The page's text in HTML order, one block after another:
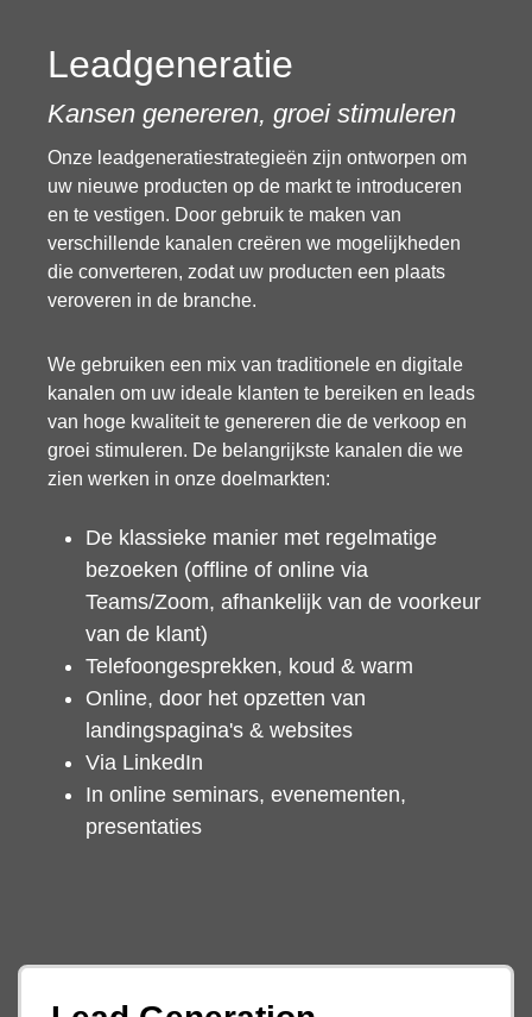
Leadgeneratie
Kansen genereren, groei stimuleren
Onze leadgeneratiestrategieën zijn ontworpen om
uw nieuwe producten op de markt te introduceren
en te vestigen. Door gebruik te maken van
verschillende kanalen creëren we mogelijkheden
die converteren, zodat uw producten een plaats
veroveren in de branche.
We gebruiken een mix van traditionele en digitale
kanalen om uw ideale klanten te bereiken en leads
van hoge kwaliteit te genereren die de verkoop en
groei stimuleren. De belangrijkste kanalen die we
zien werken in onze doelmarkten:
De klassieke manier met regelmatige
bezoeken (offline of online via
Teams/Zoom, afhankelijk van de voorkeur
van de klant)
Telefoongesprekken, koud & warm
Online, door het opzetten van
landingspagina's & websites
Via LinkedIn
In online seminars, evenementen,
presentaties